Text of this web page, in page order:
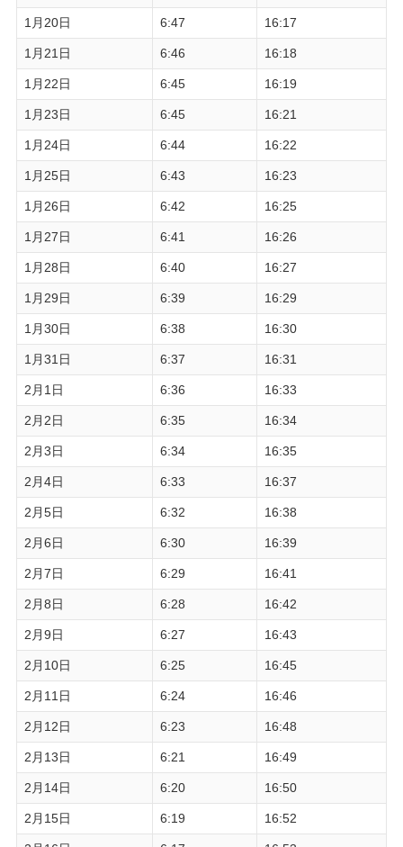
1月20日 6:47 16:17
1月21日 6:46 16:18
1月22日 6:45 16:19
1月23日 6:45 16:21
1月24日 6:44 16:22
1月25日 6:43 16:23
1月26日 6:42 16:25
1月27日 6:41 16:26
1月28日 6:40 16:27
1月29日 6:39 16:29
1月30日 6:38 16:30
1月31日 6:37 16:31
2月1日 6:36 16:33
2月2日 6:35 16:34
2月3日 6:34 16:35
2月4日 6:33 16:37
2月5日 6:32 16:38
2月6日 6:30 16:39
2月7日 6:29 16:41
2月8日 6:28 16:42
2月9日 6:27 16:43
2月10日 6:25 16:45
2月11日 6:24 16:46
2月12日 6:23 16:48
2月13日 6:21 16:49
2月14日 6:20 16:50
2月15日 6:19 16:52